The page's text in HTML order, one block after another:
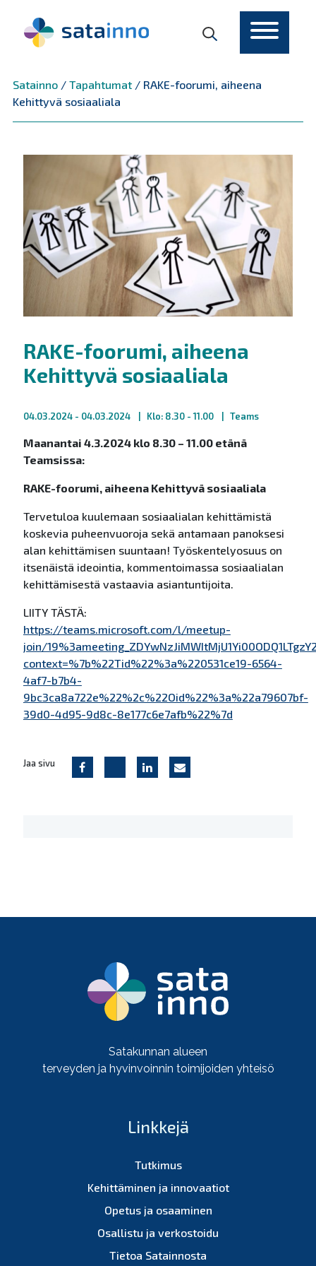
Satainno/ Tapahtumat/ RAKE-foorumi, aiheena
Kehittyvä sosiaaliala
RAKE-foorumi, aiheena
Kehittyvä sosiaaliala
04.03.2024 - 04.03.2024 Klo: 8.30 - 11.00 Teams
Maanantai 4.3.2024 klo 8.30 – 11.00 etänä
Teamsissa:
RAKE-foorumi, aiheena Kehittyvä sosiaaliala
Tervetuloa kuulemaan sosiaalialan kehittämistä
koskevia puheenvuoroja sekä antamaan panoksesi
alan kehittämisen suuntaan! Työskentelyosuus on
itsenäistä ideointia, kommentoimassa sosiaalialan
kehittämisestä vastaavia asiantuntijoita.
LIITY TÄSTÄ:
https://teams.microsoft.com/l/meetup-
join/
context=%7b%22Tid%22%3a%220531ce19-6564-
4af7-b7b4-
9bc3ca8a722e%22%2c%22Oid%22%3a%22a79607bf-
39d0-4d95-9d8c-8e177c6e7afb%22%7d
Jaa sivu
Satakunnan alueen
terveyden ja hyvinvoinnin toimijoiden yhteisö
Linkkejä
Tutkimus
Kehittäminen ja innovaatiot
Opetus ja osaaminen
Osallistu ja verkostoidu
Tietoa Satainnosta